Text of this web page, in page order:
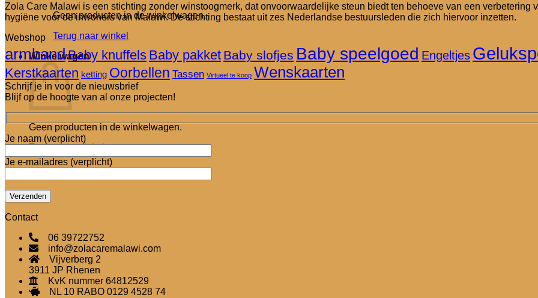
Geen producten in de winkelwagen.
Terug naar winkel
Winkelwagen
Geen producten in de winkelwagen.
Terug naar winkel
Zola Care Malawi is een stichting zonder winstoogmerk, dat onvoorwaardelijke steun biedt ten behoeve van een verbetering
hygiëne voor de inwoners van Malawi. De stichting bestaat uit zes Nederlandse bestuursleden die zich hiervoor inzetten.
Webshop
armbandBaby knuffels Baby pakket Baby slofjes Baby speelgoed Engeltjes
Kerstkaarten ketting Oorbellen Tassen Virtueel te koop Wenskaarten
Schrijf je in voor de nieuwsbrief
Blijf op de hoogte van al onze projecten!
Je naam (verplicht)
Je e-mailadres (verplicht)
Contact
06 39722752
info@zolacaremalawi.com
Vijverberg 2
3911 JP Rhenen
KvK nummer 64812529
NL 10 RABO 0129 4528 74